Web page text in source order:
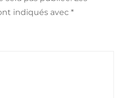
indiqués avec *